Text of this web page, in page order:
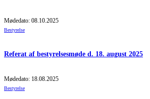
Mødedato: 08.10.2025
Bestyrelse
Referat af bestyrelsesmøde d. 18. august 2025
Mødedato: 18.08.2025
Bestyrelse